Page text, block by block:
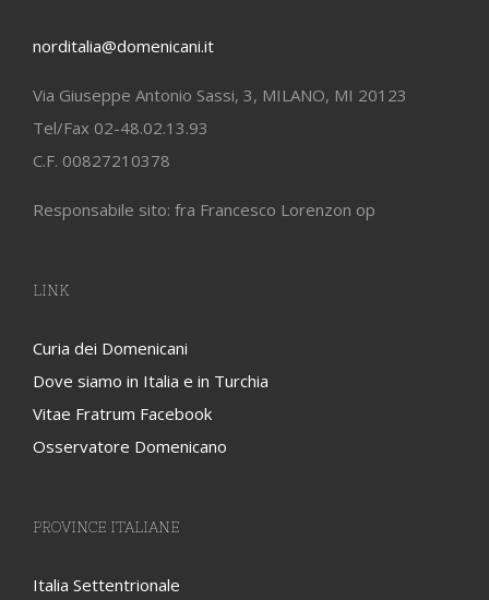
norditalia@domenicani.it
Via Giuseppe Antonio Sassi, 3, MILANO, MI 20123
Tel/Fax 02-48.02.13.93
C.F. 00827210378
Responsabile sito: fra Francesco Lorenzon op
LINK
Curia dei Domenicani
Dove siamo in Italia e in Turchia
Vitae Fratrum Facebook
Osservatore Domenicano
PROVINCE ITALIANE
Italia Settentrionale